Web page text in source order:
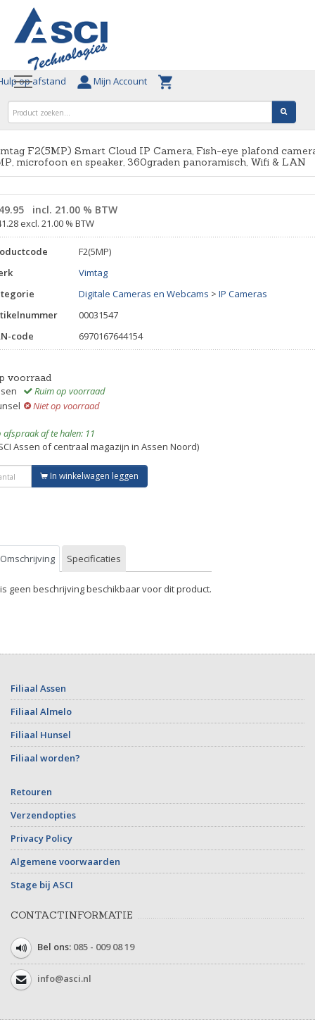
op afstand Mijn Account
F2(5MP) Smart Cloud IP Camera, Fish-eye plafond
microfoon en speaker, 360graden panoramisch, Wifi & LAN
incl. 21.00 % BTW
excl. 21.00 % BTW
F2(5MP)
Vimtag
Digitale Cameras en Webcams > IP Cameras
00031547
code
6970167644154
voorraad
Ruim op voorraad
Niet op voorraad
afspraak af te halen: 11
Assen of centraal magazijn in Assen Noord)
In winkelwagen leggen
Omschrijving Specificaties
geen beschrijving beschikbaar voor dit product.
Filiaal Assen
Filiaal Almelo
Filiaal Hunsel
Filiaal worden?
Retouren
Verzendopties
Privacy Policy
Algemene voorwaarden
Stage bij ASCI
CONTACTINFORMATIE
Bel ons: 085 - 009 08 19
info@asci.nl